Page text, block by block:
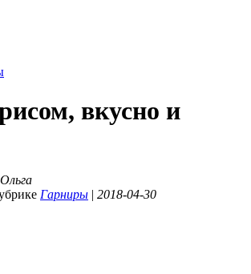
вкусно и
Гарниры | 2018-04-30